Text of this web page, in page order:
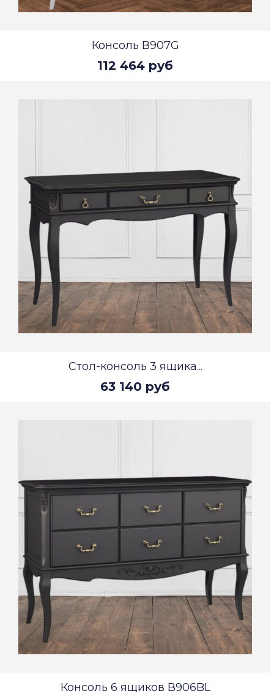
Консоль В907G
112 464 руб
Стол-консоль 3 ящика...
63 140 руб
Консоль 6 ящиков В906BL